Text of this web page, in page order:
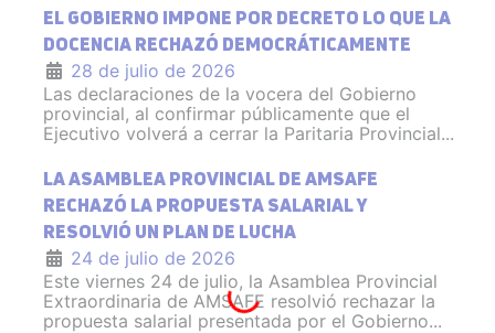
EL GOBIERNO IMPONE POR DECRETO LO QUE LA
DOCENCIA RECHAZÓ DEMOCRÁTICAMENTE
28 de julio de 2026
Las declaraciones de la vocera del Gobierno
provincial, al confirmar públicamente que el
Ejecutivo volverá a cerrar la Paritaria Provincial...
LA ASAMBLEA PROVINCIAL DE AMSAFE
RECHAZÓ LA PROPUESTA SALARIAL Y
RESOLVIÓ UN PLAN DE LUCHA
24 de julio de 2026
Este viernes 24 de julio, la Asamblea Provincial
Extraordinaria de AMSAFE resolvió rechazar la
propuesta salarial presentada por el Gobierno...